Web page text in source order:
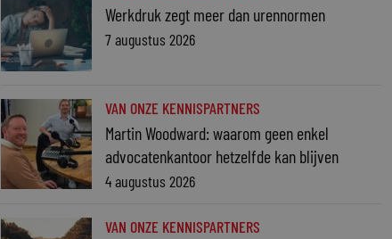
Werkdruk zegt meer dan urennormen
7 augustus 2026
VAN ONZE KENNISPARTNERS
Martin Woodward: waarom geen enkel
advocatenkantoor hetzelfde kan blijven
4 augustus 2026
VAN ONZE KENNISPARTNERS